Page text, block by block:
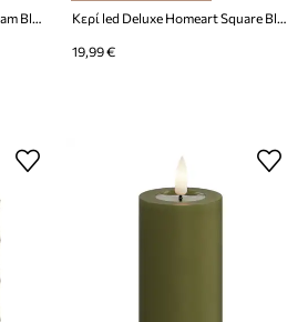
Κερί led Deluxe Homeart Cream Bloklys 5 x 12,5 cm Κερί led Deluxe Homeart Square Bloklys 7,5 x 12,5 cm
19,99 €